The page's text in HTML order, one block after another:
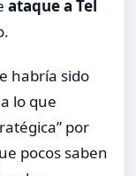
ataque a Tel
habría sido
lo que
por
pocos saben